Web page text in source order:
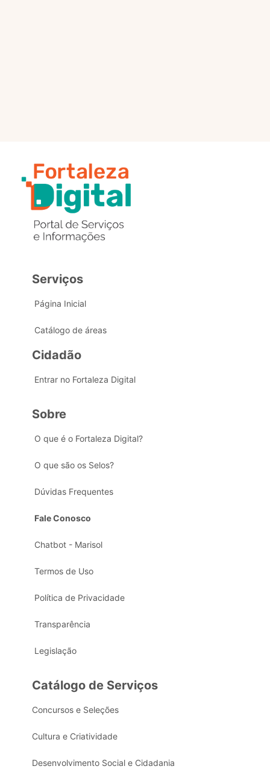
Serviços
Página Inicial
Catálogo de áreas
Cidadão
Entrar no Fortaleza Digital
Sobre
O que é o Fortaleza Digital?
O que são os Selos?
Dúvidas Frequentes
Fale Conosco
Chatbot - Marisol
Termos de Uso
Política de Privacidade
Transparência
Legislação
Catálogo de Serviços
Concursos e Seleções
Cultura e Criatividade
Desenvolvimento Social e Cidadania